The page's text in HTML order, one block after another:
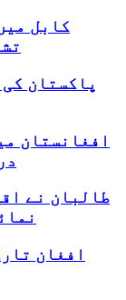
کابل
افغانستان
طالبان نے
افغان